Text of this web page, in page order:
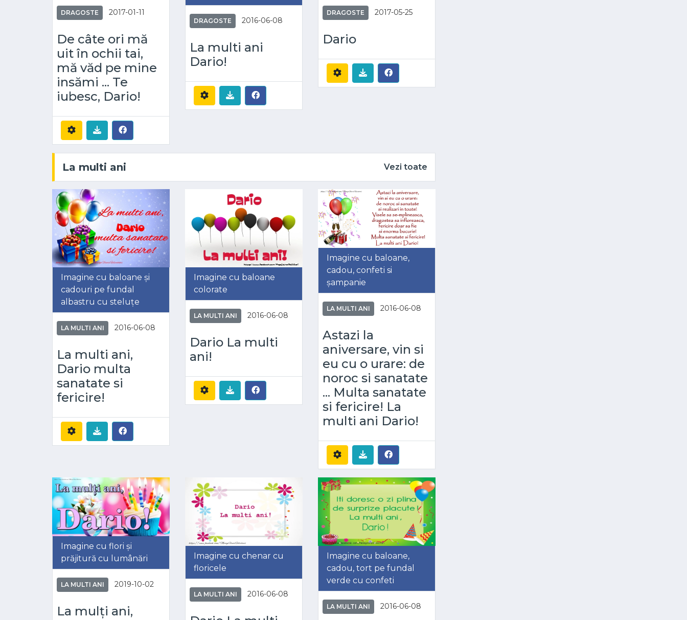
DRAGOSTE 2017-01-11
De câte ori mă
uit în ochii tai,
mă văd pe mine
insămi ... Te
iubesc, Dario!
DRAGOSTE 2016-06-08
La multi ani
Dario!
DRAGOSTE 2017-05-25
Dario
La multi ani Vezi toate
Imagine cu baloane și
cadouri pe fundal
albastru cu steluțe
LA MULTI ANI 2016-06-08
La multi ani,
Dario multa
sanatate si
fericire!
Imagine cu baloane
colorate
LA MULTI ANI 2016-06-08
Dario La multi
ani!
Imagine cu baloane,
cadou, confeti si
șampanie
LA MULTI ANI 2016-06-08
Astazi la
aniversare, vin si
eu cu o urare: de
noroc si sanatate
... Multa sanatate
si fericire! La
multi ani Dario!
Imagine cu flori și
prăjitură cu lumânări
LA MULTI ANI 2019-10-02
La mulți ani,
Imagine cu chenar cu
floricele
LA MULTI ANI 2016-06-08
Imagine cu baloane,
cadou, tort pe fundal
verde cu confeti
LA MULTI ANI 2016-06-08